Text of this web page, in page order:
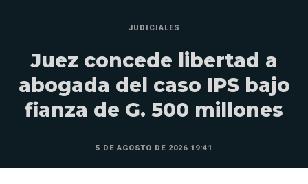
JUDICIALES
Juez concede libertad a
abogada del caso IPS bajo
fianza de G. 500 millones
5 DE AGOSTO DE 2026 19:41